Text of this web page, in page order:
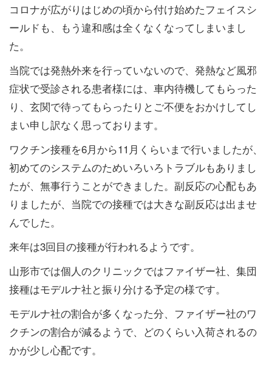
コロナが広がりはじめの頃から付け始めたフェイスシ
ールドも、もう違和感は全くなくなってしまいまし
た。
当院では発熱外来を行っていないので、発熱など風邪
症状で受診される患者様には、車内待機してもらった
り、玄関で待ってもらったりとご不便をおかけしてし
まい申し訳なく思っております。
ワクチン接種を6月から11月くらいまで行いましたが、
初めてのシステムのためいろいろトラブルもありまし
たが、無事行うことができました。副反応の心配もあ
りましたが、当院での接種では大きな副反応は出ませ
んでした。
来年は3回目の接種が行われるようです。
山形市では個人のクリニックではファイザー社、集団
接種はモデルナ社と振り分ける予定の様です。
モデルナ社の割合が多くなった分、ファイザー社のワ
クチンの割合が減るようで、どのくらい入荷されるの
かが少し心配です。